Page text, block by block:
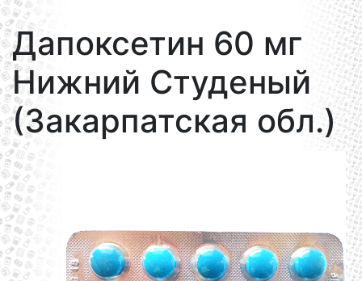
Дапоксетин 60 мг
Нижний Студеный
(Закарпатская обл.)